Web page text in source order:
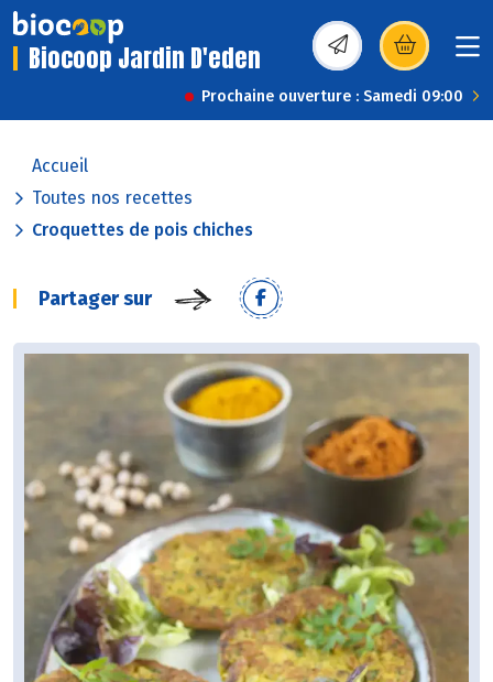
Biocoop Jardin D'eden (s’ouvre dans une
Prochaine ouverture : Samedi 09:00
Accueil
Toutes nos recettes
Croquettes de pois chiches
Partager sur